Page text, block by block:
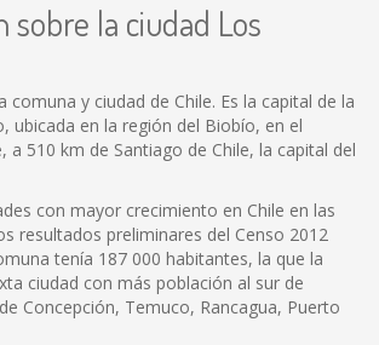
sobre la ciudad Los
comuna y ciudad de Chile. Es la capital de la
ubicada en la región del Biobío, en el
a 510 km de Santiago de Chile, la capital del
con mayor crecimiento en Chile en las
resultados preliminares del Censo 2012
tenía 187 000 habitantes, la que la
ciudad con más población al sur de
Concepción, Temuco, Rancagua, Puerto